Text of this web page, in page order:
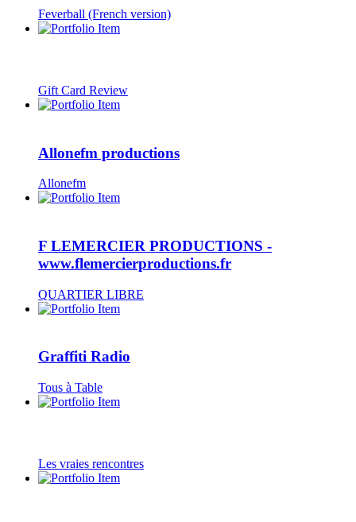
Feverball (French version)
Gift Card Review
Allonefm productions
Allonefm
F LEMERCIER PRODUCTIONS -
www.flemercierproductions.fr
QUARTIER LIBRE
Graffiti Radio
Tous à Table
Les vraies rencontres